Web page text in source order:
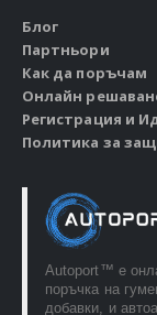
Блог
Партньори
Как да поръчам
Онлайн
Регистрация и
Политика за
Autoport™ e
поръчка на
добавки, и